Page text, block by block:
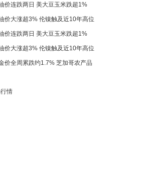
价连跌两日 美大豆玉米跌超1%
价大涨超3% 伦镍触及近10年高位
价连跌两日 美大豆玉米跌超1%
价大涨超3% 伦镍触及近10年高位
价全周累跌约1.7% 芝加哥农产品
情